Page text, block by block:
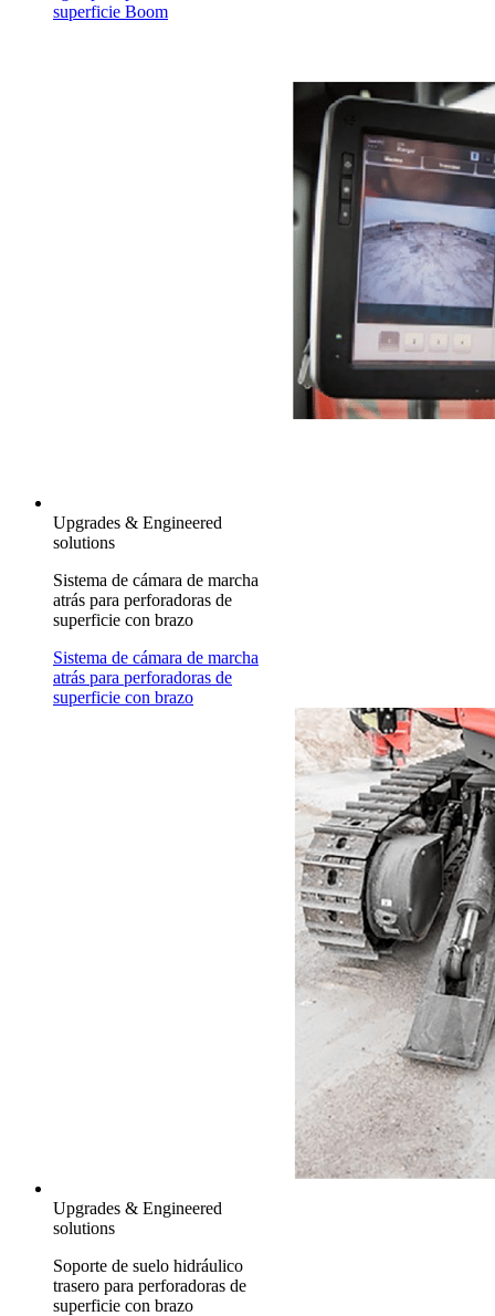
superficie Boom
Upgrades & Engineered
solutions
Sistema de cámara de marcha
atrás para perforadoras de
superficie con brazo
Sistema de cámara de marcha
atrás para perforadoras de
superficie con brazo
Upgrades & Engineered
solutions
Soporte de suelo hidráulico
trasero para perforadoras de
superficie con brazo